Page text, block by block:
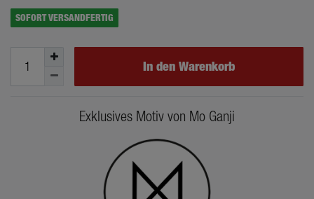
SOFORT VERSANDFERTIG
In den Warenkorb
Exklusives Motiv von Mo Ganji